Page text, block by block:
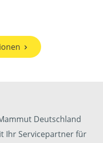
Deutschland
Ihr Servicepartner für